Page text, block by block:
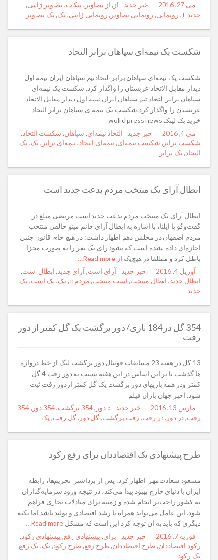
Posted
on
می 27, 2016 Author
Categories
خبر جدید Tags
از , از تصاویر , پیکاپ,تصاویر ژاپنی,
جدید +, رونمایی, رونمایی تصاویر , رونمایی ژاپنی, یک, یک تصاویر
شکست یک نیمه‌ای سپاهان برابر التحاد
شکست یک نیمه‌ای سپاهان برابر التحادتیم سپاهان ایران نیمه اول
دیدار مقابل الاتحاد عربستان را واگذار کرد. شکست یک نیمه‌ای
سپاهان برابر التحاد تیم سپاهان ایران نیمه اول دیدار مقابل الاتحاد
عربستان را واگذار کرد.شکست یک نیمه‌ای سپاهان برابر التحاد
خرید بک لینک wolrd press news
Posted
on
می 4, 2016 Author
Categories
خبر جدید Tags
التحاد نیمه‌ای, سپاهان, شکست التحاد,
شکست برابر , شکست نیمه‌ای, نیمه‌ای التحاد, نیمه‌ای برابر , یک, یک
التحاد, یک برابر
ابطال آرای یک منتخب مردم بدعت‌ جدید است
ابطال آرای یک منتخب مردم بدعت‌ جدید است مرتضی مبلغ در
گفت‌و‌گو با ایلنا، با اشاره به ابطال آرای خانم مینو خالقی منتخب
مردم اصفهان در مجلس دهم اظهار داشت: در هیچ جای قانون چنین
اجازه‌ای داده نشده است که بشود رای یک نفر را به صورت مجزا
باطل کرد و مطلقا در هیچ‌یک از
Posted
on
آوریل 4, 2016 Author
Categories
خبر جدید Tags
آرای است,آرای جدید, ابطال است,
ابطال جدید, ابطال منتخب, است منتخب, مردم ::, یک, یک است, یک
جدید
354 گل در 184 بازی/ دور برگشت یک گل کمتر از دور
رفت
13 گل در هفته 23 مسابقات فوتبال دور برگشت لیگ از خط دروازه
ها گذشت تا بر این اساس در این هفته نسبت به دور رفت 4 گل
کمتر ودر همه بازیهای دور برگشت یک گل کمتر ازدور رفت ثبت
شود. اخبر جهان باران فیلم
Posted
on
مارس 13, 2016 Author
Categories
خبر جدید Tags
:: دور ,354 برگشت ,354 دور ,
354
رفت,در دور ,در رفت, رفت برگشت,گل دور ,گل رفت, یک
طرح پیشنهادی یک اقتصاددان برای رفع رکود
مسعود سعادت‌مهر اظهار کرد: پس از برداشتن تحریم‌ها، رابطه
ایران با دنیای خارج بهبود پیدا می‌کند، در نتیجه ورود سرمایه‌گذاران
به کشور راحت‌تر انجام شده و زمینه برای مبادلات تجاری فراهم
شود. این عامل می‌تواند همراه با رشد اقتصادی و تولید باشد اما نکته
دیگری که باید به آن توجه کرد این است که مشکل
Posted
on
فوریه 7, 2016 Author
Categories
خبر جدید Tags
برای, پیشنهادی رفع, پیشنهادی رکود,
رکود اقتصاددان,طرح اقتصاددان,طرح رفع,طرح رکود, یک, یک رفع,
یک رکود